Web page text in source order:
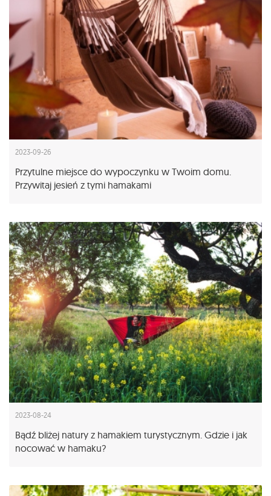
2023-09-26
Przytulne miejsce do wypoczynku w Twoim domu.
Przywitaj jesień z tymi hamakami
2023-08-24
Bądź bliżej natury z hamakiem turystycznym. Gdzie i jak
nocować w hamaku?